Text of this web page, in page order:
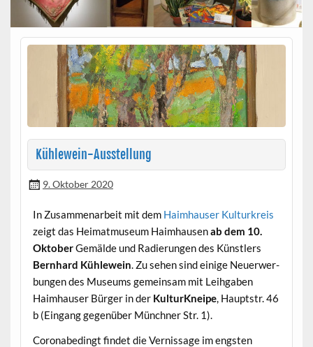
Kühlewein-Ausstellung
9. Oktober 2020
In Zusam­me­nar­beit mit dem Haimhauser Kul­turkreis
zeigt das Heimat­mu­se­um Haimhausenab dem 10.
Okto­berGemälde und Radierun­gen des Kün­stlers
Bern­hard Küh­lewein. Zu sehen sind einige Neuer­wer­
bun­gen des Muse­ums gemein­sam mit Lei­h­gaben
Haimhauser Bürg­er in der Kul­turKneipe, Haupt­str. 46
b (Ein­gang gegenüber Münch­n­er Str. 1).
Coro­n­abe­d­ingt find­et die Vernissage im eng­sten